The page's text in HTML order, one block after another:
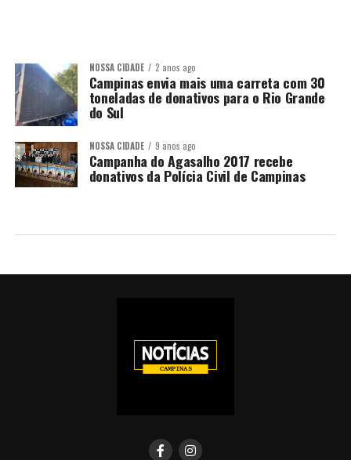
NOSSA CIDADE 2 anos ago
Campinas envia mais uma carreta com 30
toneladas de donativos para o Rio Grande
do Sul
NOSSA CIDADE 9 anos ago
Campanha do Agasalho 2017 recebe
donativos da Polícia Civil de Campinas